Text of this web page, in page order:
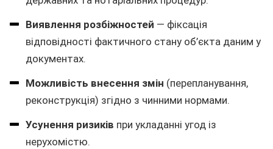
Виявлення розбіжностей — фіксація
відповідності фактичного стану об’єкта даним у
документах.
Можливість внесення змін (перепланування,
реконструкція) згідно з чинними нормами.
Усунення ризиків при укладанні угод із
нерухомістю.